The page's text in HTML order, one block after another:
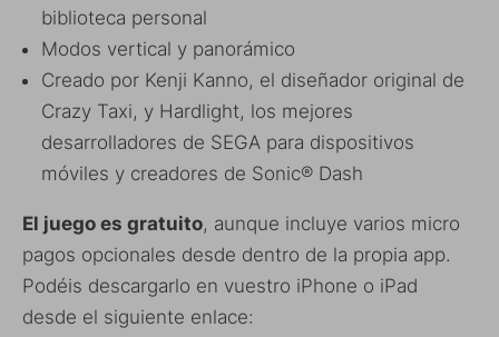
biblioteca personal
Modos vertical y panorámico
Creado por Kenji Kanno, el diseñador original de
Crazy Taxi, y Hardlight, los mejores
desarrolladores de SEGA para dispositivos
móviles y creadores de Sonic® Dash
El juego es gratuito, aunque incluye varios micro
pagos opcionales desde dentro de la propia app.
Podéis descargarlo en vuestro iPhone o iPad
desde el siguiente enlace: